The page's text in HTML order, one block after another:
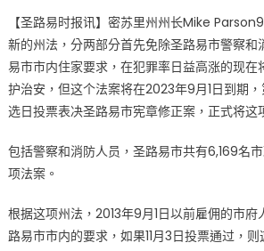
圣
路
易
市
警
住
制〉
中
【圣路易时报讯】密苏里州州长Mike
新的州法，分两部分首先免除圣路易市警察和
易市市内住家要求，在犯罪率日益高涨的现在
护治安，但这个法案将在2023年9月1日到期，
选日投票表决圣路易市宪章修正案，正式将这
包括警察和消防人员，圣路易市共有6,169名
项法案。
根据这项州法，2013年9月1日以前雇佣的市
路易市市内的要求，如果11月3日投票通过，